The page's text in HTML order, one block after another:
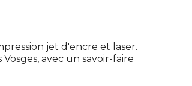
jet d'encre et laser.
avec un savoir-faire